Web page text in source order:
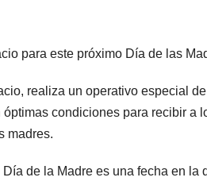
para este próximo Día de las
realiza un operativo especial
condiciones para recibir a
madres.
de la Madre es una fecha en la